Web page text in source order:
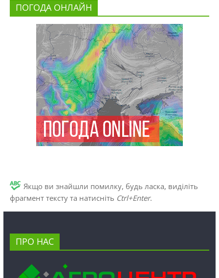
ПОГОДА ОНЛАЙН
Якщо ви знайшли помилку, будь ласка, виділіть
фрагмент тексту та натисніть Ctrl+Enter.
ПРО НАС